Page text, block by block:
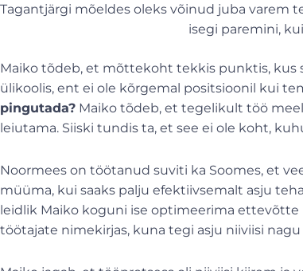
Tagantjärgi mõeldes oleks võinud juba varem
isegi paremini,
Maiko tõdeb, et mõttekoht tekkis punktis, kus
ülikoolis, ent ei ole kõrgemal positsioonil kui
pingutada? Maiko tõdeb, et tegelikult töö
leiutama. Siiski tundis ta, et see ei ole koht,
Noormees on töötanud suviti ka Soomes, et
müüma, kui saaks palju efektiivsemalt asju
leidlik Maiko koguni ise optimeerima
töötajate nimekirjas, kuna tegi asju niiviisi